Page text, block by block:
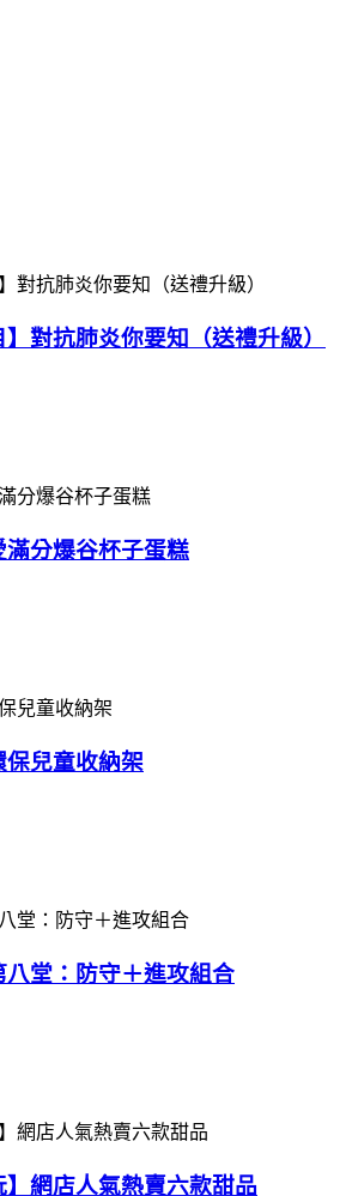
】對抗肺炎你要知（送禮升級）
滿分爆谷杯子蛋糕
保兒童收納架
八堂：防守＋進攻組合
】網店人氣熱賣六款甜品